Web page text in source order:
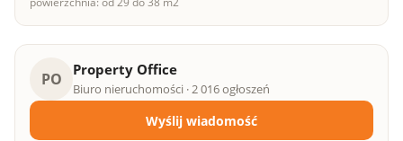
PO
Property Office
Biuro nieruchomości · 2 016 ogłoszeń
Wyślij wiadomość